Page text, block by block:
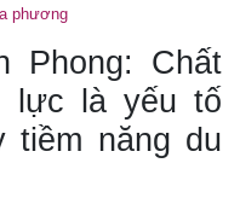
phương
Phong: Chất
lực là yếu tố
tiềm năng du